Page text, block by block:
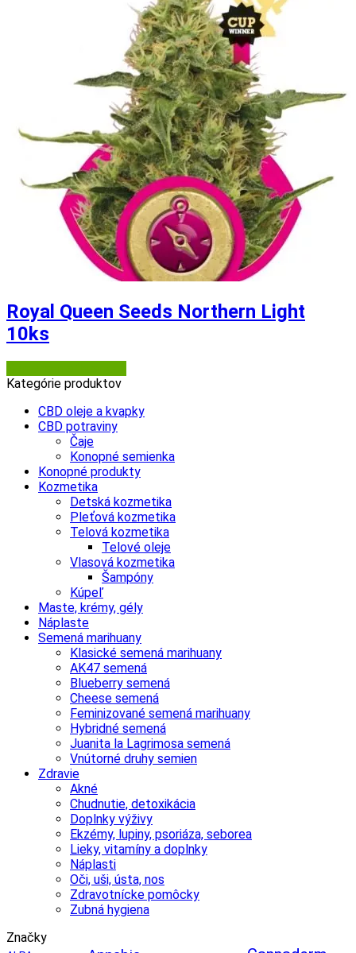
Royal Queen Seeds Northern Light
10ks
Kategórie produktov
CBD oleje a kvapky
CBD potraviny
Čaje
Konopné semienka
Konopné produkty
Kozmetika
Detská kozmetika
Pleťová kozmetika
Telová kozmetika
Telové oleje
Vlasová kozmetika
Šampóny
Kúpeľ
Maste, krémy, gély
Náplaste
Semená marihuany
Klasické semená marihuany
AK47 semená
Blueberry semená
Cheese semená
Feminizované semená marihuany
Hybridné semená
Juanita la Lagrimosa semená
Vnútorné druhy semien
Zdravie
Akné
Chudnutie, detoxikácia
Doplnky výživy
Ekzémy, lupiny, psoriáza, seborea
Lieky, vitamíny a doplnky
Náplasti
Oči, uši, ústa, nos
Zdravotnícke pomôcky
Zubná hygiena
Značky